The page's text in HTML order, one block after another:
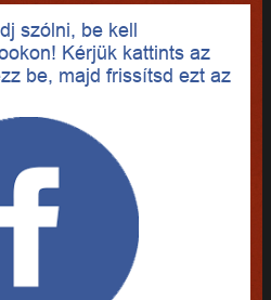
szólni, be kell
Kérjük kattints az
be, majd frissítsd ezt az